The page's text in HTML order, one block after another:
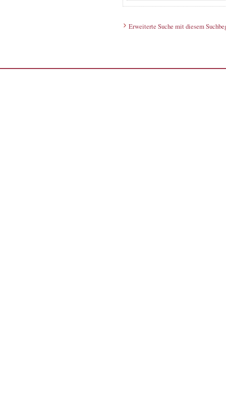
Erweiterte Suche mit diesem